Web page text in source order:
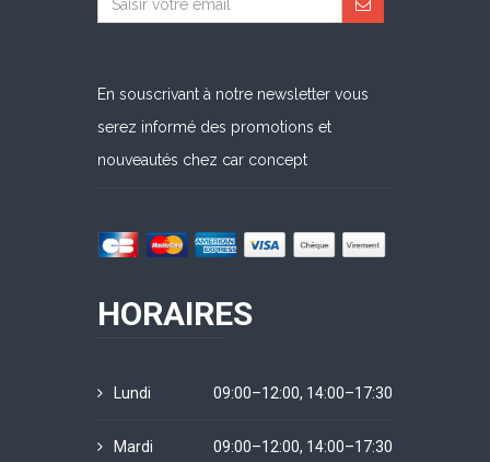
En souscrivant à notre newsletter vous
serez informé des promotions et
nouveautés chez car concept
HORAIRES
Lundi 09:00–12:00, 14:00–17:30
Mardi 09:00–12:00, 14:00–17:30